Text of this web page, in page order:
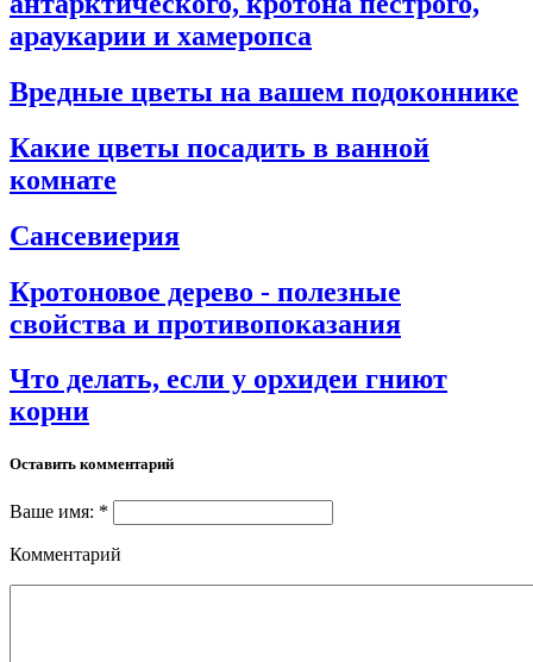
араукарии и хамеропса
Вредные цветы на вашем подоконнике
Какие цветы посадить в ванной
комнате
Сансевиерия
Кротоновое дерево - полезные
свойства и противопоказания
Что делать, если у орхидеи гниют
корни
Оставить комментарий
Ваше имя: *
Комментарий